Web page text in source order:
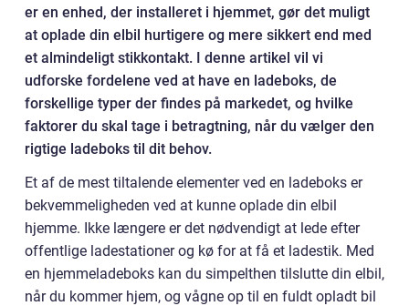
er en enhed, der installeret i hjemmet, gør det muligt
at oplade din elbil hurtigere og mere sikkert end med
et almindeligt stikkontakt. I denne artikel vil vi
udforske fordelene ved at have en ladeboks, de
forskellige typer der findes på markedet, og hvilke
faktorer du skal tage i betragtning, når du vælger den
rigtige ladeboks til dit behov.
Et af de mest tiltalende elementer ved en ladeboks er
bekvemmeligheden ved at kunne oplade din elbil
hjemme. Ikke længere er det nødvendigt at lede efter
offentlige ladestationer og kø for at få et ladestik. Med
en hjemmeladeboks kan du simpelthen tilslutte din elbil,
når du kommer hjem, og vågne op til en fuldt opladt bil